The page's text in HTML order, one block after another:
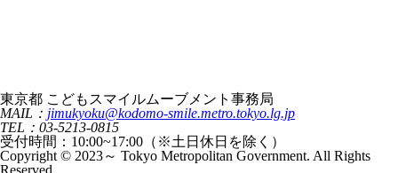
東京都 こどもスマイルムーブメント事務局
MAIL： jimukyoku@kodomo-smile.metro.tokyo.lg.jp
TEL：03-5213-0815
受付時間：10:00~17:00（※土日休日を除く）
Copyright © 2023～ Tokyo Metropolitan Government. All Rights
Reserved.